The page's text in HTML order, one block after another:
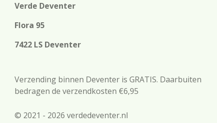
Verde Deventer
Flora 95
7422 LS Deventer
Verzending binnen Deventer is GRATIS. Daarbuiten
bedragen de verzendkosten €6,95
© 2021 - 2026 verdedeventer.nl